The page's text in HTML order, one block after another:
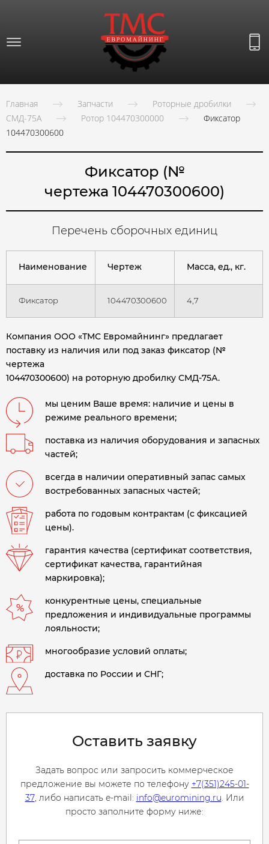
Главная Запчасти
Роторные дробилки
СМД-75А
Ротор 104470300000
Фиксатор
104470300600
Фиксатор (№
чертежа 104470300600)
Перечень сборочных единиц
Наименование Чертеж Масса, ед., кг.
Фиксатор 104470300600 4,7
Компания ООО «ТМС Евромайнинг» предлагает
поставку из наличия или под заказ фиксатор (№
чертежа
104470300600) на роторную дробилку СМД-75А.
мы ценим Ваше время: наличие и цены в
режиме реального времени;
поставка из наличия оборудования и запасных
частей;
всегда в наличии оперативный запас самых
востребованных запасных частей;
работа по годовым контрактам (с фиксацией
цены).
гарантия качества (сертификат соответствия,
сертификат качества, гарантийная
маркировка);
конкурентные цены, специальные
предложения и индивидуальные программы
лояльности;
многообразие условий оплаты;
доставка по России и СНГ;
Оставить заявку
Задать вопрос или запросить коммерческое
предложение вы можете по телефону +7(351)245-01-
37, либо написать e-mail: info@euromining.ru. Или
просто заполните форму ниже: